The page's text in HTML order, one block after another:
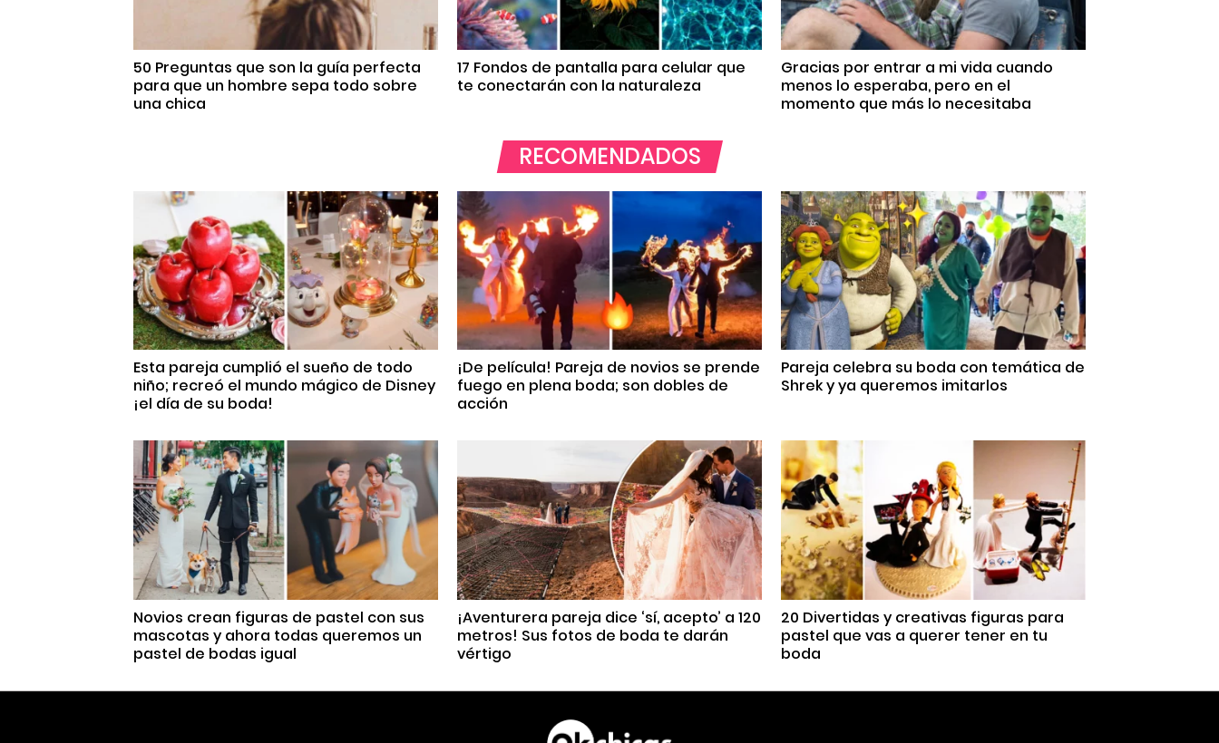
50 Preguntas que son la guía perfecta
para que un hombre sepa todo sobre
una chica
17 Fondos de pantalla para celular que
te conectarán con la naturaleza
Gracias por entrar a mi vida cuando
menos lo esperaba, pero en el
momento que más lo necesitaba
RECOMENDADOS
Esta pareja cumplió el sueño de todo
niño; recreó el mundo mágico de Disney
¡el día de su boda!
¡De película! Pareja de novios se prende
fuego en plena boda; son dobles de
acción
Pareja celebra su boda con temática de
Shrek y ya queremos imitarlos
Novios crean figuras de pastel con sus
mascotas y ahora todas queremos un
pastel de bodas igual
¡Aventurera pareja dice ‘sí, acepto’ a 120
metros! Sus fotos de boda te darán
vértigo
20 Divertidas y creativas figuras para
pastel que vas a querer tener en tu
boda